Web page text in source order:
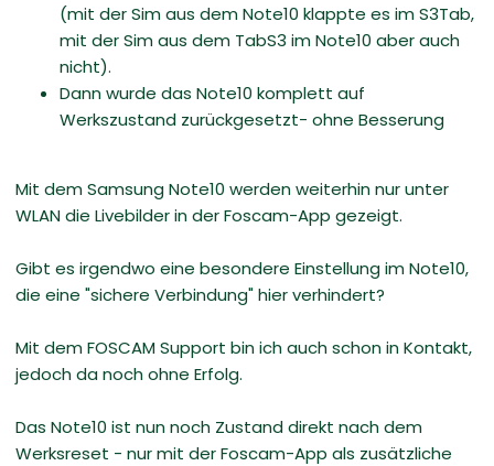
(mit der Sim aus dem Note10 klappte es im S3Tab,
mit der Sim aus dem TabS3 im Note10 aber auch
nicht).
Dann wurde das Note10 komplett auf
Werkszustand zurückgesetzt- ohne Besserung
Mit dem Samsung Note10 werden weiterhin nur unter
WLAN die Livebilder in der Foscam-App gezeigt.
Gibt es irgendwo eine besondere Einstellung im Note10,
die eine "sichere Verbindung" hier verhindert?
Mit dem FOSCAM Support bin ich auch schon in Kontakt,
jedoch da noch ohne Erfolg.
Das Note10 ist nun noch Zustand direkt nach dem
Werksreset - nur mit der Foscam-App als zusätzliche